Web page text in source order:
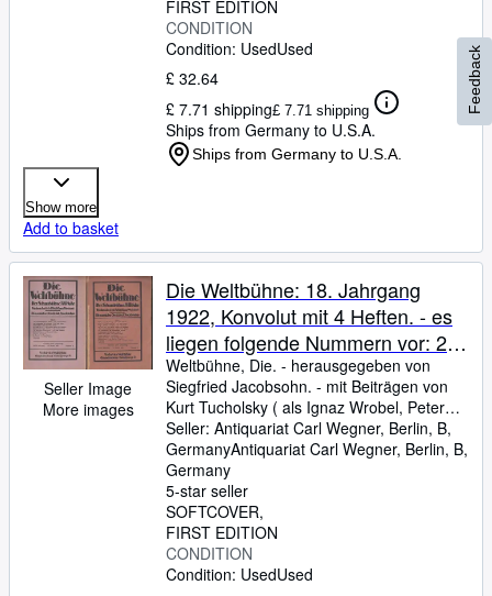
Ruhrkrieg und Schupo / Karl Hugo
Sclutius: Fascismus in Oesterreich
/ Else Flatau: Lucie Höflich / Carl
Meinhardt: Das Unrecht an
Sudermann / Walter Hasenclever:
Evangelische Stinkbomben /
FIRST EDITION
CONDITION
Condition: UsedUsed
£ 32.64
£ 7.71 shipping£ 7.71 shipping
Ships from Germany to U.S.A.
Ships from Germany to U.S.A.
Show more
Add to basket
Seller Image
More images
Die Weltbühne: 18. Jahrgang
1922, Konvolut mit 4 Heften. - es
liegen folgende Nummern vor: 2,
3, 19 und 20, vom 12. und 19.
Januar, 11. und 18. Mai. -
Wochenschrift für Politik, Kunst,
Wirtschaft. -
Weltbühne, Die. - herausgegeben von
Siegfried Jacobsohn. - mit Beiträgen von
Kurt Tucholsky ( als Ignaz Wrobel, Peter
Panter, Theobald Tiger ), Elias Hurwicz,
Helene Keßler von Monbart, Alfred Polgar,
Joachim Ringelnatz, Morus, Otto Flake u.
a.
Seller: Antiquariat Carl Wegner, Berlin, B,
GermanyAntiquariat Carl Wegner, Berlin, B,
Germany
5-star seller
SOFTCOVER
FIRST EDITION
CONDITION
Condition: UsedUsed
Feedback